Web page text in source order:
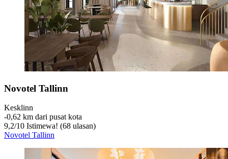
Novotel Tallinn
Kesklinn
‐0,62 km dari pusat kota
9,2/10 Istimewa! (68 ulasan)
Novotel Tallinn